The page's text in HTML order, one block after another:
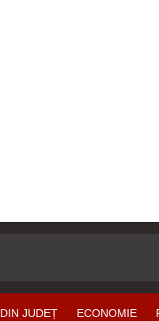
DIN JUDEȚ ECONOMIE